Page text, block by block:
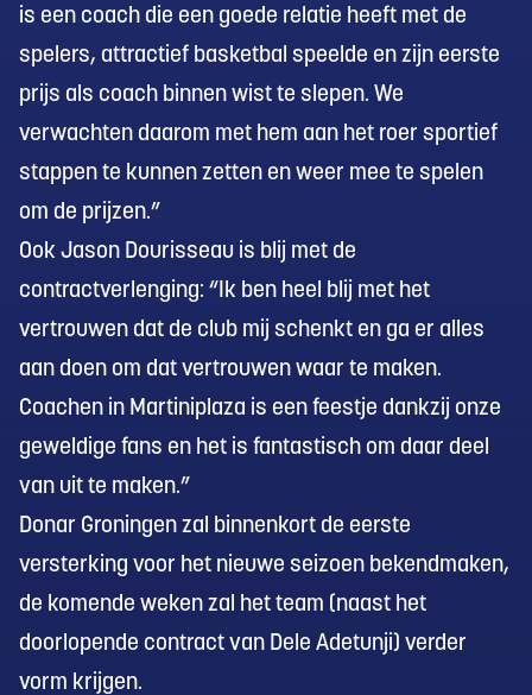
is een coach die een goede relatie heeft met de
spelers, attractief basketbal speelde en zijn eerste
prijs als coach binnen wist te slepen. We
verwachten daarom met hem aan het roer sportief
stappen te kunnen zetten en weer mee te spelen
om de prijzen.”
Ook Jason Dourisseau is blij met de
contractverlenging: “Ik ben heel blij met het
vertrouwen dat de club mij schenkt en ga er alles
aan doen om dat vertrouwen waar te maken.
Coachen in Martiniplaza is een feestje dankzij onze
geweldige fans en het is fantastisch om daar deel
van uit te maken.”
Donar Groningen zal binnenkort de eerste
versterking voor het nieuwe seizoen bekendmaken,
de komende weken zal het team (naast het
doorlopende contract van Dele Adetunji) verder
vorm krijgen.